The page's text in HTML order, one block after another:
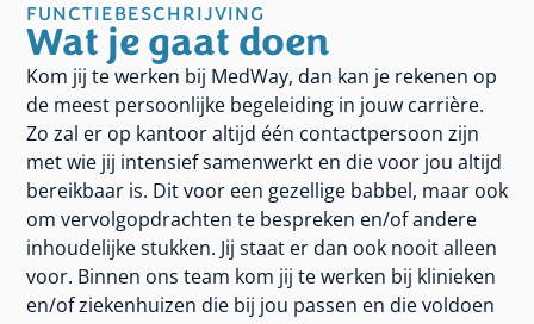
FUNCTIEBESCHRIJVING
Wat je gaat doen
Kom jij te werken bij MedWay, dan kan je rekenen op
de meest persoonlijke begeleiding in jouw carrière.
Zo zal er op kantoor altijd één contactpersoon zijn
met wie jij intensief samenwerkt en die voor jou altijd
bereikbaar is. Dit voor een gezellige babbel, maar ook
om vervolgopdrachten te bespreken en/of andere
inhoudelijke stukken. Jij staat er dan ook nooit alleen
voor. Binnen ons team kom jij te werken bij klinieken
en/of ziekenhuizen die bij jou passen en die voldoen